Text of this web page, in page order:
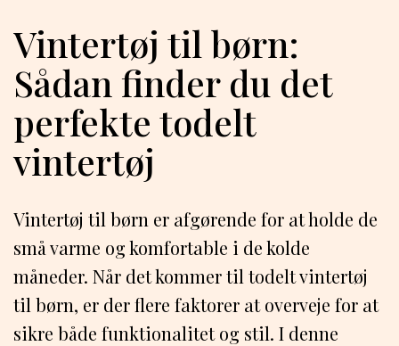
Vintertøj til børn:
Sådan finder du det
perfekte todelt
vintertøj
Vintertøj til børn er afgørende for at holde de
små varme og komfortable i de kolde
måneder. Når det kommer til todelt vintertøj
til børn, er der flere faktorer at overveje for at
sikre både funktionalitet og stil. I denne